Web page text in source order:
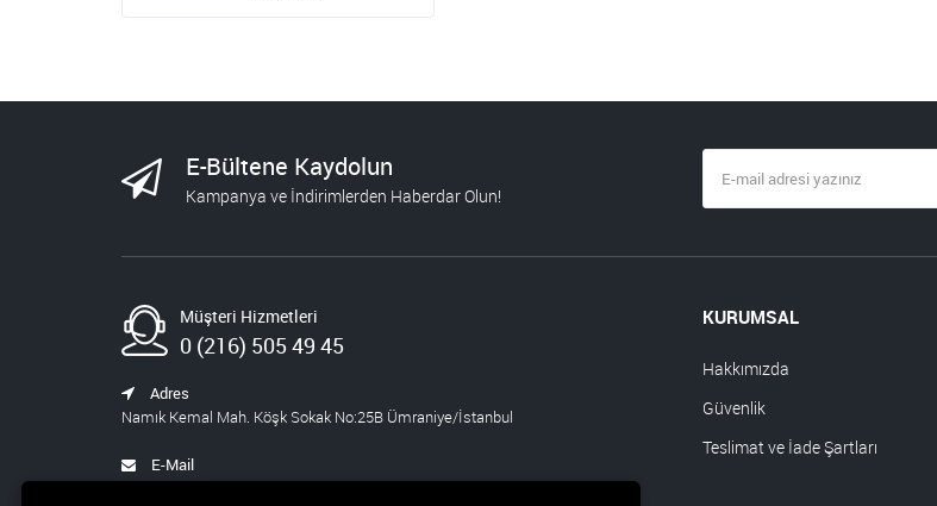
723,60
SETİ
1.430,00
986,00
394,40
E-Bültene Kaydolun
Kampanya ve İndirimlerden Haberdar Olun!
Müşteri Hizmetleri
0 (216) 505 49 45
Adres
Namık Kemal Mah. Köşk Sokak No:25B Ümraniye/İstanbul
E-Mail
satis@pusula.com
KURUMSAL
Hakkımızda
Güvenlik
Teslimat ve İade Şartları